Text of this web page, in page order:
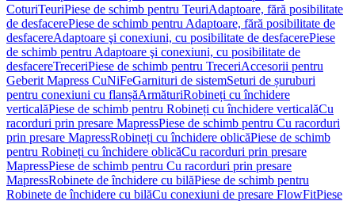
CoturiTeuriPiese de schimb pentru TeuriAdaptoare, fără posibilitate
de desfacerePiese de schimb pentru Adaptoare, fără posibilitate de
desfacereAdaptoare şi conexiuni, cu posibilitate de desfacerePiese
de schimb pentru Adaptoare şi conexiuni, cu posibilitate de
desfacereTreceriPiese de schimb pentru TreceriAccesorii pentru
Geberit Mapress CuNiFeGarnituri de sistemSeturi de șuruburi
pentru conexiuni cu flanșăArmăturiRobineți cu închidere
verticalăPiese de schimb pentru Robineți cu închidere verticalăCu
racorduri prin presare MapressPiese de schimb pentru Cu racorduri
prin presare MapressRobineți cu închidere oblicăPiese de schimb
pentru Robineți cu închidere oblicăCu racorduri prin presare
MapressPiese de schimb pentru Cu racorduri prin presare
MapressRobinete de închidere cu bilăPiese de schimb pentru
Robinete de închidere cu bilăCu conexiuni de presare FlowFitPiese